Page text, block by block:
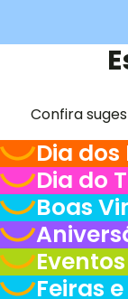
Confira
Dia dos
Dia do
Boas
Eventos
Feiras